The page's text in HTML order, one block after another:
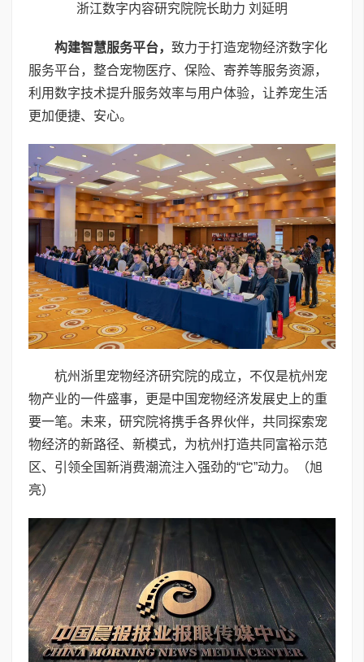
浙江数字内容研究院院长助力 刘延明
构建智慧服务平台， 致力于打造宠物经济数字化
服务平台，整合宠物医疗、保险、寄养等服务资源，
利用数字技术提升服务效率与用户体验，让养宠生活
更加便捷、安心。
杭州浙里宠物经济研究院的成立，不仅是杭州宠
物产业的一件盛事，更是中国宠物经济发展史上的重
要一笔。未来，研究院将携手各界伙伴，共同探索宠
物经济的新路径、新模式，为杭州打造共同富裕示范
区、引领全国新消费潮流注入强劲的“它”动力。（旭
亮）